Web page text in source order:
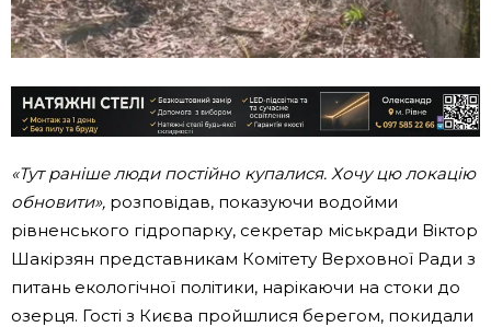
«Тут раніше люди постійно купалися. Хочу цю локацію
обновити», розповідав, показуючи водойми
рівненського гідропарку, секретар міськради Віктор
Шакірзян представникам Комітету Верховної Ради з
питань екологічної політики, нарікаючи на стоки до
озерця. Гості з Києва пройшлися берегом, покидали